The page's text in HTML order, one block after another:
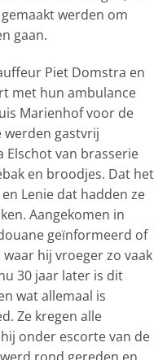
werden om
gaan.
Piet Domstra en
met hun ambulance
Marienhof voor de
werden gastvrij
van brasserie
en broodjes. Dat het
Lenie dat hadden ze
Aangekomen in
geïnformeerd of
hij vroeger zo vaak
30 jaar later is dit
wat allemaal is
Ze kregen alle
onder escorte van de